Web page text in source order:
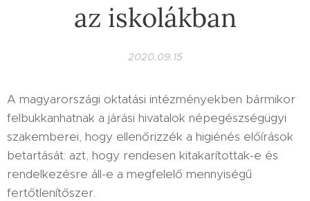
az iskolákban
2020.09.15
A magyarországi oktatási intézményekben bármikor
felbukkanhatnak a járási hivatalok népegészségügyi
szakemberei, hogy ellenőrizzék a higiénés előírások
betartását: azt, hogy rendesen kitakarítottak-e és
rendelkezésre áll-e a megfelelő mennyiségű
fertőtlenítőszer.